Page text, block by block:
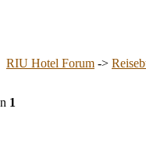
RIU Hotel Forum ->
1